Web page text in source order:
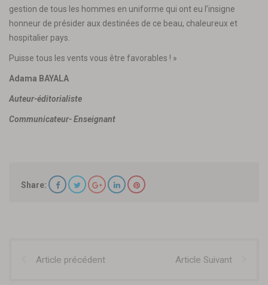
gestion de tous les hommes en uniforme qui ont eu l’insigne
honneur de présider aux destinées de ce beau, chaleureux et
hospitalier pays.
Puisse tous les vents vous être favorables ! »
Adama BAYALA
Auteur-éditorialiste
Communicateur- Enseignant
Share:
Article précédent Article Suivant